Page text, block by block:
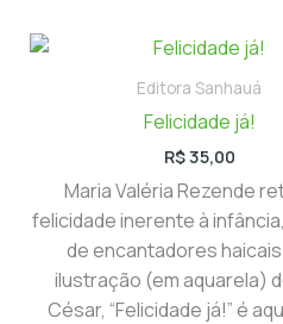
Editora Sanhauá
Felicidade já!
R$35,00
Maria Valéria Rezende
felicidade inerente à
de encantadores
ilustração (em aquarela)
César, “Felicidade já!” é